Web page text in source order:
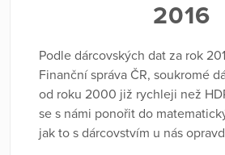
2016
Podle dárcovských dat za rok
Finanční správa ČR, soukromé
od roku 2000 již rychleji než
se s námi ponořit do
jak to s dárcovstvím u nás